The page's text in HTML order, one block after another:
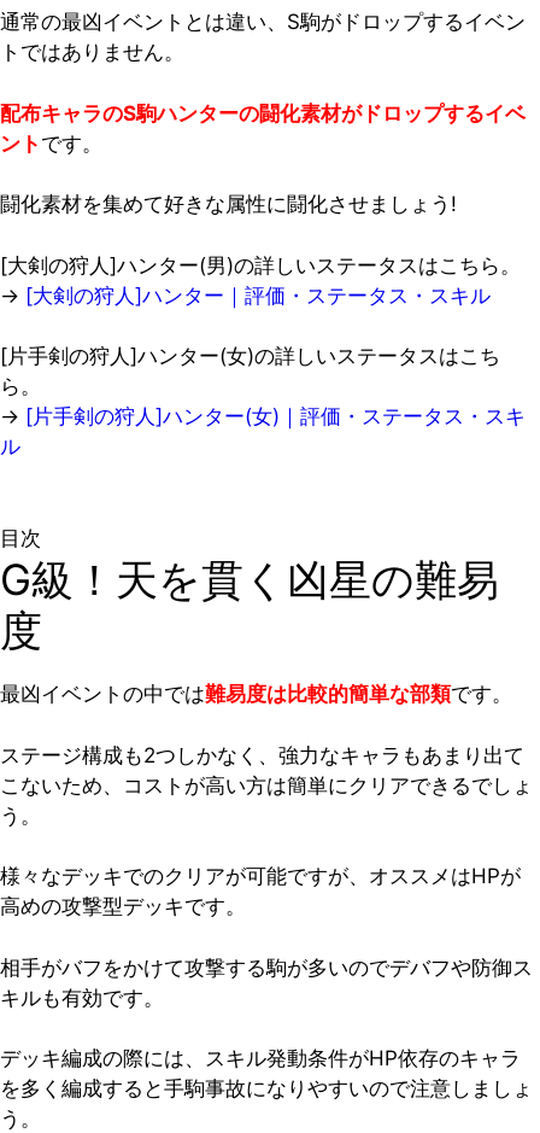
通常の最凶イベントとは違い、S駒がドロップするイベン
トではありません。
配布キャラのS駒ハンターの闘化素材がドロップするイベ
ント です。
闘化素材を集めて好きな属性に闘化させましょう!
[大剣の狩人]ハンター(男)の詳しいステータスはこちら。
→ [大剣の狩人]ハンター｜評価・ステータス・スキル
[片手剣の狩人]ハンター(女)の詳しいステータスはこち
ら。
→ [片手剣の狩人]ハンター(女)｜評価・ステータス・スキ
ル
目次
G級！天を貫く凶星の難易
度
最凶イベントの中では難易度は比較的簡単な部類です。
ステージ構成も2つしかなく、強力なキャラもあまり出て
こないため、コストが高い方は簡単にクリアできるでしょ
う。
様々なデッキでのクリアが可能ですが、オススメはHPが
高めの攻撃型デッキです。
相手がバフをかけて攻撃する駒が多いのでデバフや防御ス
キルも有効です。
デッキ編成の際には、スキル発動条件がHP依存のキャラ
を多く編成すると手駒事故になりやすいので注意しましょ
う。